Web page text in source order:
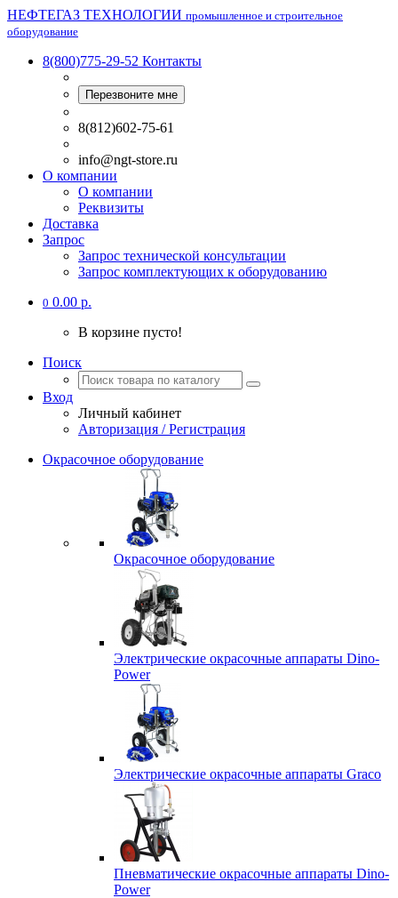
НЕФТЕГАЗ ТЕХНОЛОГИИ промышленное и строительное
оборудование
8(800)775-29-52 Контакты
Перезвоните мне
8(812)602-75-61
info@ngt-store.ru
О компании
О компании
Реквизиты
Доставка
Запрос
Запрос технической консультации
Запрос комплектующих к оборудованию
0 0.00 р.
В корзине пусто!
Поиск
Вход
Личный кабинет
Авторизация / Регистрация
Окрасочное оборудование
Окрасочное оборудование
Электрические окрасочные аппараты Dino-
Power
Электрические окрасочные аппараты Graco
Пневматические окрасочные аппараты Dino-
Power